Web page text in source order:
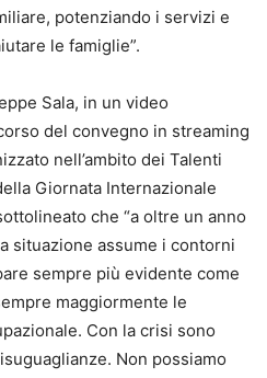
potenziando i servizi e
le famiglie”.
Sala, in un video
del convegno in streaming
nell’ambito dei Talenti
Giornata Internazionale
che “a oltre un anno
situazione assume i contorni
sempre più evidente come
maggiormente le
Con la crisi sono
Non possiamo